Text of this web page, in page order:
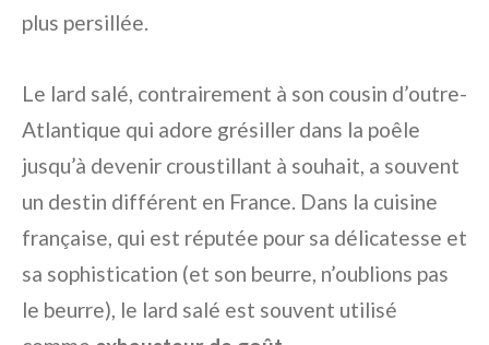
plus persillée.
Le lard salé, contrairement à son cousin d’outre-
Atlantique qui adore grésiller dans la poêle
jusqu’à devenir croustillant à souhait, a souvent
un destin différent en France. Dans la cuisine
française, qui est réputée pour sa délicatesse et
sa sophistication (et son beurre, n’oublions pas
le beurre), le lard salé est souvent utilisé